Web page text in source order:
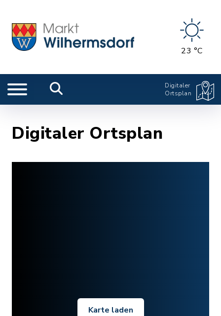
23 °C
Digitaler
Ortsplan
Digitaler Ortsplan
Karte laden